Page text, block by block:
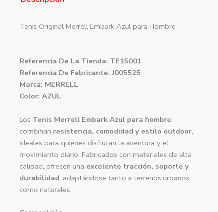
Tenis Original Merrell Embark Azul para Hombre
Referencia De La Tienda: TE15001
Referencia De Fabricante: J005525
Marca: MERRELL
Color: AZUL
Los Tenis Merrell Embark Azul para hombre
combinan resistencia, comodidad y estilo outdoor,
ideales para quienes disfrutan la aventura y el
movimiento diario. Fabricados con materiales de alta
calidad, ofrecen una excelente tracción, soporte y
durabilidad, adaptándose tanto a terrenos urbanos
como naturales.